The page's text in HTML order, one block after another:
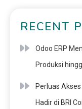
RECENT
Odoo ERP
Produksi
Perluas
Hadir di BRI